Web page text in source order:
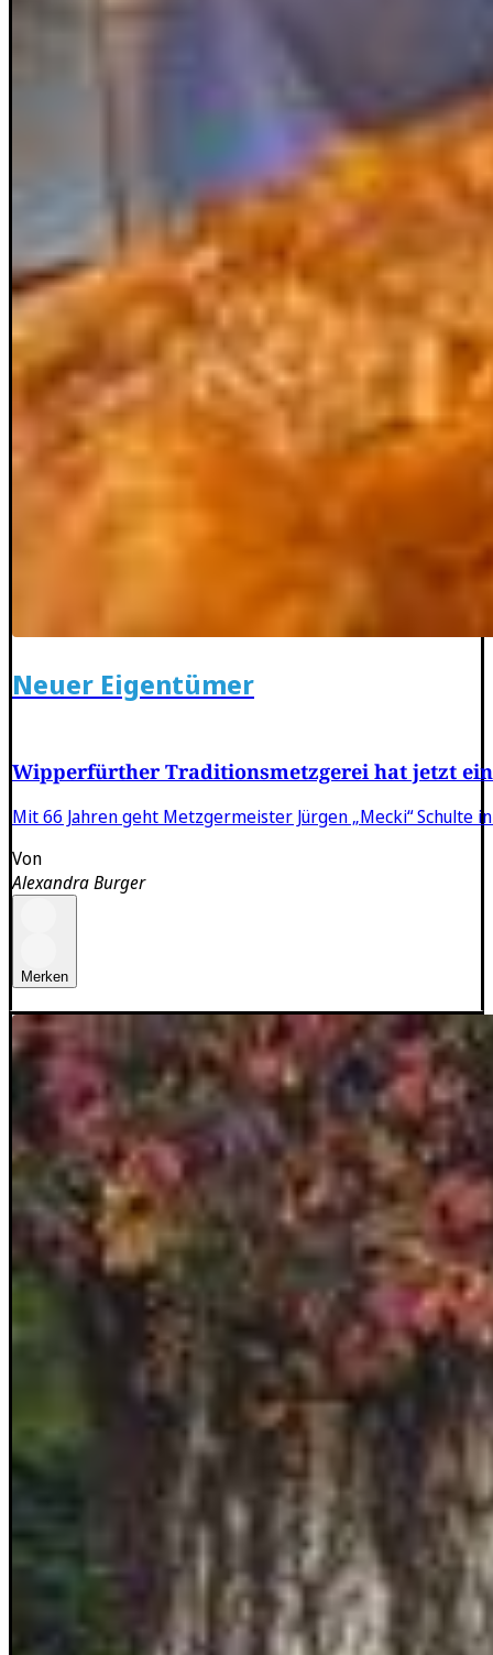
Neuer Eigentümer
Wipperfürther Traditionsmetzgerei hat jetzt
Mit 66 Jahren geht Metzgermeister Jürgen „Mecki“ Schulte
Von
Alexandra Burger
Merken